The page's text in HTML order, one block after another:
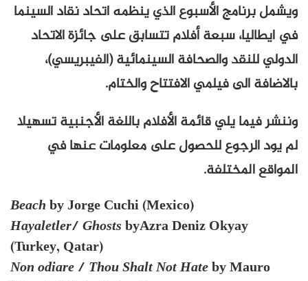
ويشمل برنامج الأسبوع الذي ينظمه اتحاد نقاد السينما
في ايطاليا، سبعة أفلام تتسابق على جائزة الاتحاد
الدولي للنقد والصحافة السينمائية (الفيبريسي)،
بالاضافة الى فيلمي الافتتاح والختام.
وننشر فيما يلي قائمة الأفلام باللغة الأجنبية تسهيلا
لم يود الرجوع للحصول على معلومات عنها في
المواقع المختلفة.
Beachby Jorge Cuchi (Mexico)
Hayaletler/GhostsbyAzra Deniz Okyay
(Turkey, Qatar)
Non odiare/ Thou Shalt Not Hateby Mauro